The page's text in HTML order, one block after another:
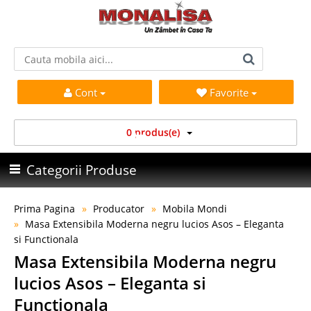
Cont Favorite
0 produs(e)
Categorii Produse
Prima Pagina Producator
Mobila Mondi
Masa Extensibila Moderna negru lucios Asos – Eleganta
si Functionala
Masa Extensibila Moderna negru
lucios Asos – Eleganta si
Functionala